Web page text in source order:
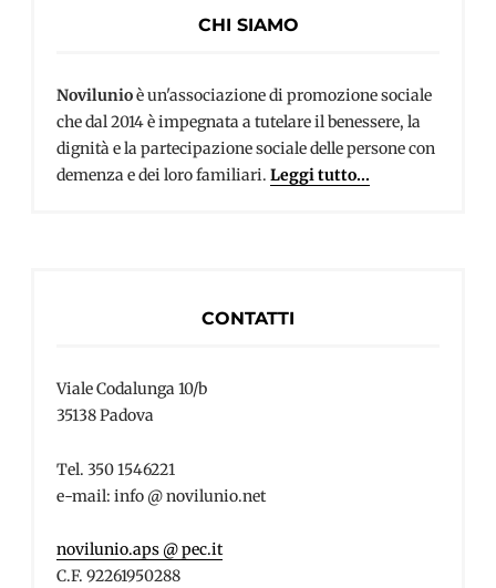
CHI SIAMO
Novilunioè un'associazione di promozione sociale
che dal 2014 è impegnata a tutelare il benessere, la
dignità e la partecipazione sociale delle persone con
demenza e dei loro familiari. Leggi tutto...
CONTATTI
Viale Codalunga 10/b
35138 Padova
Tel. 350 1546221
e-mail: info @ novilunio.net
novilunio.aps @ pec.it
C.F. 92261950288